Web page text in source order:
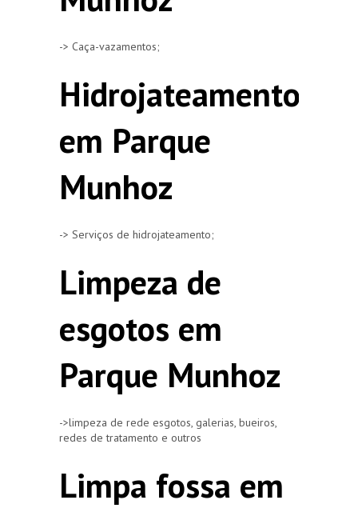
-> Caça-vazamentos;
Hidrojateamento
em Parque
Munhoz
-> Serviços de hidrojateamento;
Limpeza de
esgotos em
Parque Munhoz
->limpeza de rede esgotos, galerias, bueiros,
redes de tratamento e outros
Limpa fossa em